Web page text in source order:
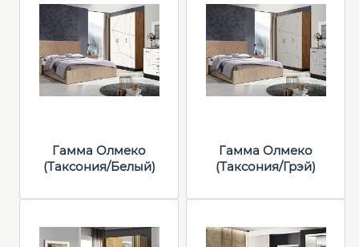
Гамма Олмеко
(Таксония/Белый)
Гамма Олмеко
(Таксония/Грэй)